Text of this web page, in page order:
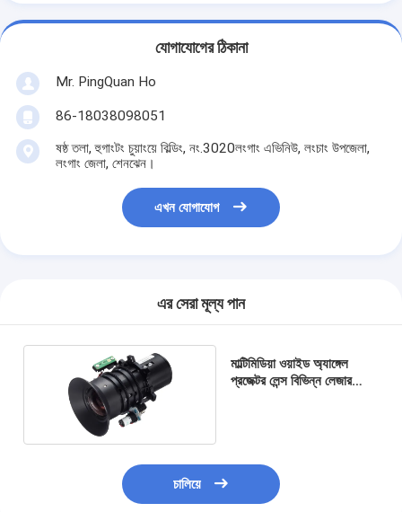
যোগাযোগের ঠিকানা
Mr. PingQuan Ho
86-18038098051
ষষ্ঠ তলা, হুগাংটং চুয়াংয়ে বিল্ডিং, নং.3020লংগাং এভিনিউ, লংচাং উপজেলা,
লংগাং জেলা, শেনঝেন।
এখন যোগাযোগ
এর সেরা মূল্য পান
মাল্টিমিডিয়া ওয়াইড অ্যাঙ্গেল
প্রজেক্টর লেন্স বিভিন্ন লেজার
চালিয়ে